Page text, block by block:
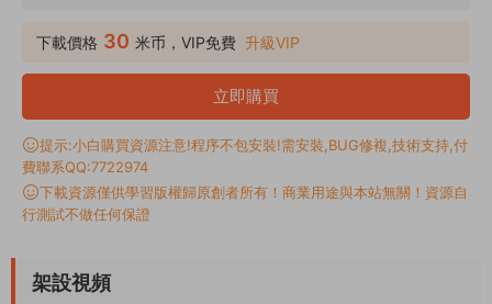
下載價格 30 米币，VIP免費 升級VIP
立即購買
提示:小白購買資源注意!程序不包安裝!需安裝,BUG修複,技術支持,付
費聯系QQ:7722974
下載資源僅供學習版權歸原創者所有！商業用途與本站無關！資源自
行測試不做任何保證
架設視頻